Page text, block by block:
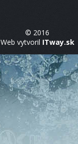
© 2016
Web vytvoril ITway.sk